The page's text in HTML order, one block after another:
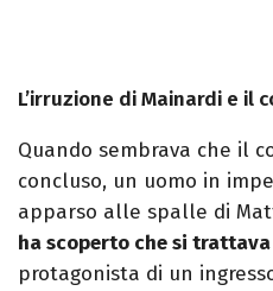
L’irruzione di Mainardi e il
Quando sembrava che il
concluso, un uomo in
apparso alle spalle di
ha scoperto che si
protagonista di un